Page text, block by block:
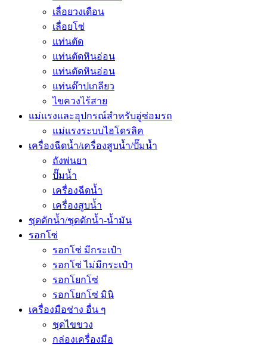
เลื่อยวงเดือน
เลื่อยโซ่
แท่นตัด
แท่นตัดหินอ่อน
แท่นตัดหินอ่อน
แท่นต๊าปเกลียว
ไขควงไร้สาย
แม่แรงและอุปกรณ์สำหรับอู่ซ่อมรถ
แม่แรงระบบไฮโดรลิค
เครื่องฉีดน้ำ/เครื่องสูบน้ำ/ปั๊มน้ำ
ถังพ่นยา
ปั๊มน้ำ
เครื่องฉีดน้ำ
เครื่องสูบน้ำ
ชุดดักน้ำ/ชุดดักน้ำ-น้ำมัน
รอกโซ่
รอกโซ่ มีกระเป๋า
รอกโซ่ ไม่มีกระเป๋า
รอกโยกโซ่
รอกโยกโซ่ มินิ
เครื่องมือช่าง อื่น ๆ
ชุดไขขวง
กล่องเครื่องมือ